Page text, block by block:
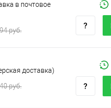
в почтовое
руб.
доставка)
руб.